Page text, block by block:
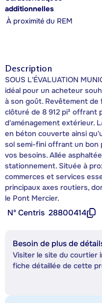
additionnelles
À proximité du REM
Description
SOUS L'ÉVALUATION
idéal pour un acheteur
à son goût. Revêtement
clôturé de 8 912 pi² offrant
d'aménagement extérieur.
en béton couverte ainsi
sol semi-fini offrant un bon
vos besoins. Allée
stationnement. Située à
commerces et services
principaux axes routiers,
le Pont Mercier.
Nº Centris 28800414
Besoin de plus de
Visiter le site du courtier
fiche détaillée de cette